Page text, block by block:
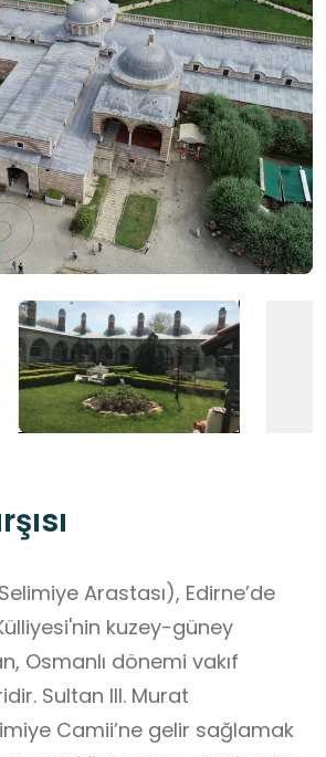
Arastası), Edirne’de
kuzey-güney
Osmanlı dönemi vakıf
Sultan III. Murat
Camii’ne gelir sağlamak